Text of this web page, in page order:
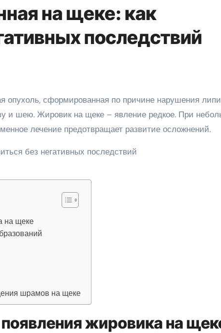
на щеке: как
последствий
и шею. Жировик на щеке – явление редкое. При
лечение предотвращает развитие осложнений.
на щеке
шрамов на щеке
жировика на